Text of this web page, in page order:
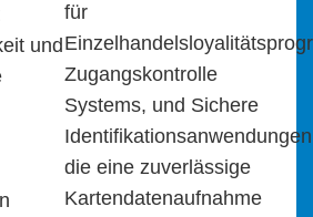
und
für
Zugangskontrolle
Systems, und Sichere
die eine zuverlässige
Kartendatenaufnahme